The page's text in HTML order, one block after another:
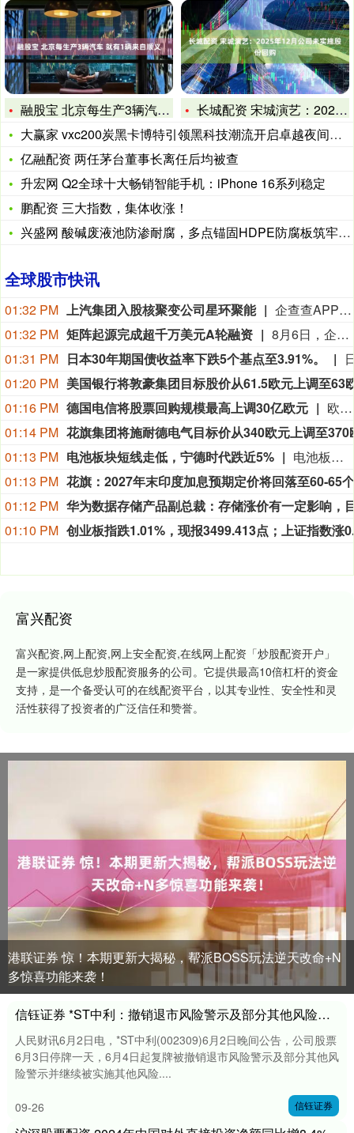
融股宝 北京每生产3辆汽车 就有1辆来自顺义
长城配资 宋城演艺：2025年12月公司未实施股份回购
大赢家 vxc200炭黑卡博特引领黑科技潮流开启卓越夜间生活
亿融配资 两任茅台董事长离任后均被查
升宏网 Q2全球十大畅销智能手机：iPhone 16系列稳定
鹏配资 三大指数，集体收涨！
兴盛网 酸碱废液池防渗耐腐，多点锚固HDPE防腐板筑牢防线
全球股市快讯
01:32 PM 上汽集团入股核聚变公司星环聚能
企查查APP显示，近日，上海星环聚能科技有限公司发生工商变更，新增上汽集团旗下上海上汽创远创业投资合伙企业（有限合伙）等为股东，同时注册资本增至209.01万元。企查查信息显示，该公司成立于2021年，经营范围包含：余热发电关键技术研发；能量回收系统研发；节能管理服务；工业工程设计服务等。公开信息显示，星环聚能是一家核聚变公司。
01:32 PM 矩阵起源完成超千万美元A轮融资
8月6日，企业级AI基础设施厂商矩阵起源（MatrixOrigin）宣布完成超千万美元A轮融资。本轮融资由汉得信息参与投资的基金、亚康股份与澳大利亚风险投资机构Artesian Venture Partners共同注资。本轮资金将重点用于MatrixOne Intelligence平台的研发迭代、全球市场拓展，以及智能体（Agentic AI）的规模化落地。
01:31 PM 日本30年期国债收益率下跌5个基点至3.91%。
01:20 PM
01:16 PM 德国电信将股票回购规模最高上调30亿欧元
欧洲最大电信运营商德国电信公布符合预期的第二季度业绩后，将其2026年股票回购计划最高追加30亿欧元（折合35亿美元）。德国电信周四发布声明表示，董事会于8月6日会议批准本次回购计划，此举旨在应对公司股价低迷；本次新增回购后，全年回购总规模最高可达50亿欧元。德国电信第二季度营收增长4.4%，达到299亿欧元；分析师预期均值为300亿欧元。得益于持有美国T‑Mobile的多数股权，德国电信近年表现优于欧洲同业，对冲了德国及全欧洲的行业竞争压力。依托美国T‑Mobile的经营表现，公司周四上调全年租赁后自由现金流指引，由原先的逾198亿欧元上调至约200亿欧元。公司称，在2026年已根据此前公布的回购计划完成约12亿欧元的股票回购。德国电信股价年内累计下跌约1%。
01:14 PM
01:13 PM 电池板块短线走低，宁德时代跌近5%
电池板块短线走低，圣阳股份、宁德时代、领湃科技、金银河、容百科技等走低。
01:13 PM
01:12 PM
01:10 PM
富兴配资
富兴配资,网上配资,网上安全配资,在线网上配资「炒股配资开户」
是一家提供低息炒股配资服务的公司。它提供最高10倍杠杆的资金
支持，是一个备受认可的在线配资平台，以其专业性、安全性和灵
活性获得了投资者的广泛信任和赞誉。
港联证券 惊！本期更新大揭秘，帮派BOSS玩法逆天改命+N
多惊喜功能来袭！
信钰证券 *ST中利：撤销退市风险警示及部分其他风险警示
人民财讯6月2日电，*ST中利(002309)6月2日晚间公告，公司股票
6月3日停牌一天，6月4日起复牌被撤销退市风险警示及部分其他风
险警示并继续被实施其他风险....
09-26 信钰证券